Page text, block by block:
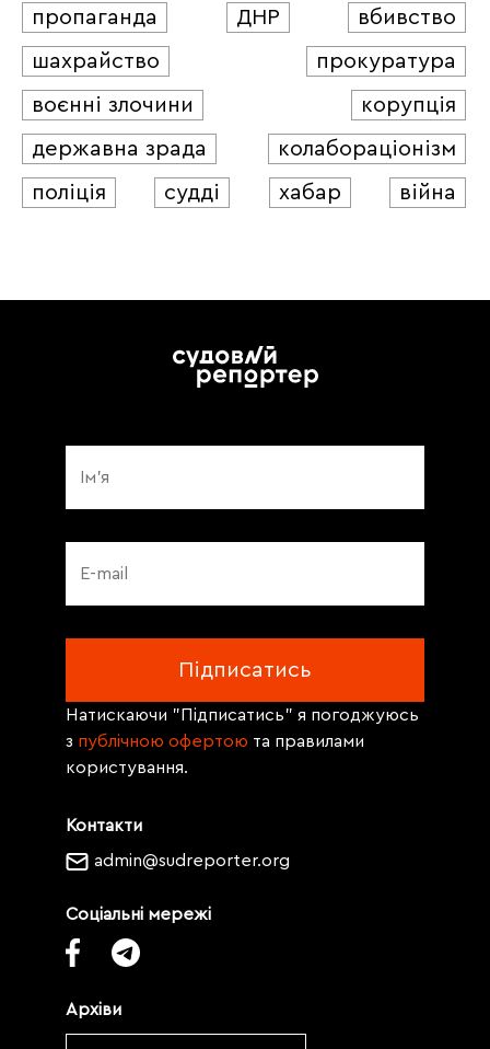
пропаганда
ДНР
вбивство
шахрайство
прокуратура
воєнні злочини
корупція
державна зрада
колабораціонізм
поліція
судді хабар війна
Контакти
admin@sudreporter.org
Соціальні мережі
Архіви
Натискаючи "Підписатись" я погоджуюсь
з публічною офертою та правилами
користування.